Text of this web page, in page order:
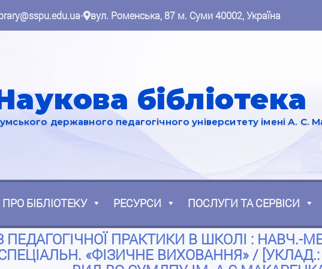
• вул. Роменська, 87 м. Суми 40002, Україна
бібліотека
державного педагогічного університету імені А. С.
ПРО БІБЛІОТЕКУ РЕСУРСИ ПОСЛУГИ ТА СЕРВІСИ
ПРАКТИКИ В ШКОЛІ : НАВЧ.-
«ФІЗИЧНЕ ВИХОВАННЯ» /